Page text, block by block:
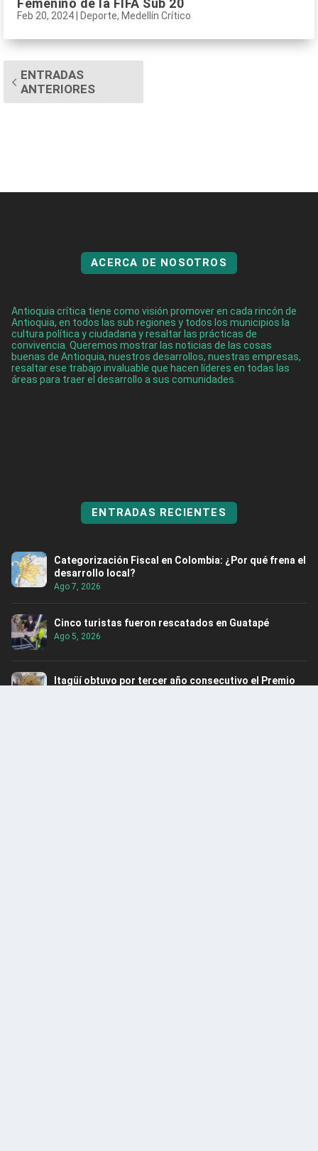
Femenino de la FIFA Sub 20
Feb 20, 2024 Deporte, Medellín Crítico
ENTRADAS
ANTERIORES
ACERCA DE NOSOTROS
Antioquia crítica tiene como visión promover en cada rincón de
Antioquia, en todos las sub regiones y todos los municipios la
cultura política y ciudadana y resaltar las prácticas de
convivencia. Queremos mostrar las noticias de las cosas
buenas de Antioquia, nuestros desarrollos, nuestras empresas,
resaltar ese trabajo invaluable que hacen líderes en todas las
áreas para traer el desarrollo a sus comunidades.
ENTRADAS RECIENTES
Categorización Fiscal en Colombia: ¿Por qué frena el
desarrollo local?
Ago 7, 2026
Cinco turistas fueron rescatados en Guatapé
Ago 5, 2026
Itagüí obtuvo por tercer año consecutivo el Premio